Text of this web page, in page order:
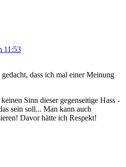
11:53
dass ich mal einer Meinung
Sinn dieser gegenseitige Hass -
sein soll... Man kann auch
Davor hätte ich Respekt!